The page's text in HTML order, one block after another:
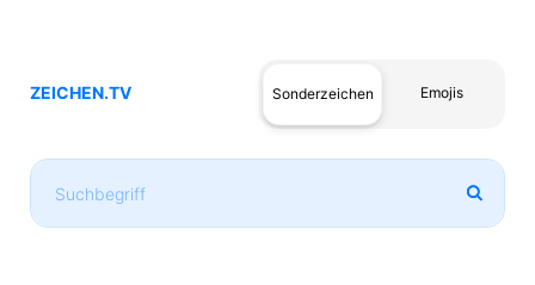
ZEICHEN.TV Sonderzeichen Emojis